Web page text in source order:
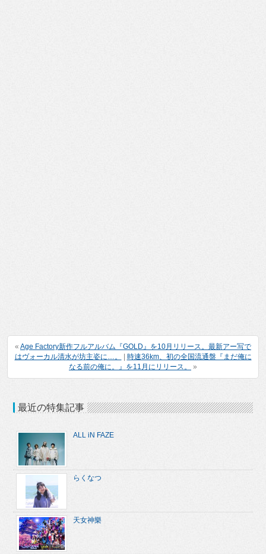
« Age Factory新作フルアルバム『GOLD』を10月リリース。最新アー写で
はヴォーカル清水が坊主姿に…。
| 時速36km、初の全国流通盤『まだ俺に
なる前の俺に。』を11月にリリース。
»
最近の特集記事
ALL iN FAZE
らくなつ
天女神樂